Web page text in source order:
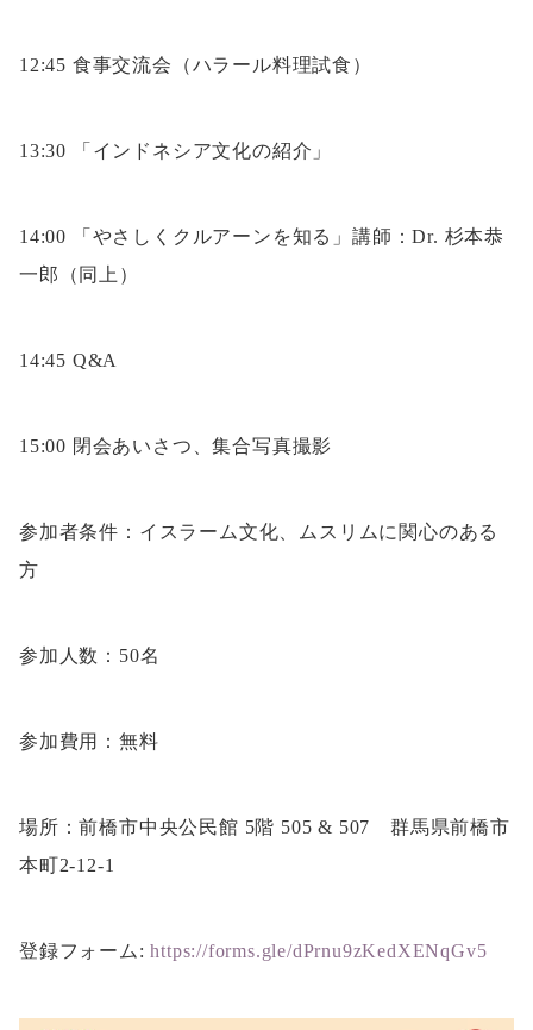
12:45 食事交流会（ハラール料理試食）
13:30 「インドネシア文化の紹介」
14:00 「やさしくクルアーンを知る」講師：Dr. 杉本恭
一郎（同上）
14:45 Q&A
15:00 閉会あいさつ、集合写真撮影
参加者条件：イスラーム文化、ムスリムに関心のある
方
参加人数：50名
参加費用：無料
場所：前橋市中央公民館 5階 505 & 507 群馬県前橋市
本町2-12-1
登録フォーム:https://forms.gle/dPrnu9zKedXENqGv5